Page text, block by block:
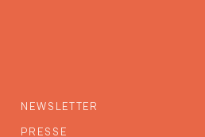
NEWSLETTER
PRESSE